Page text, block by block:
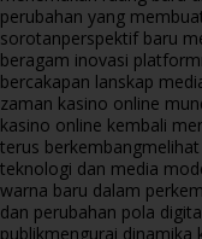
perubahan yang
sorotanperspektif baru
beragam inovasi platform
bercakapan lanskap
zaman kasino online
kasino online kembali
terus berkembang
teknologi dan media
warna baru dalam
dan perubahan pola
publikmengurai dinamika